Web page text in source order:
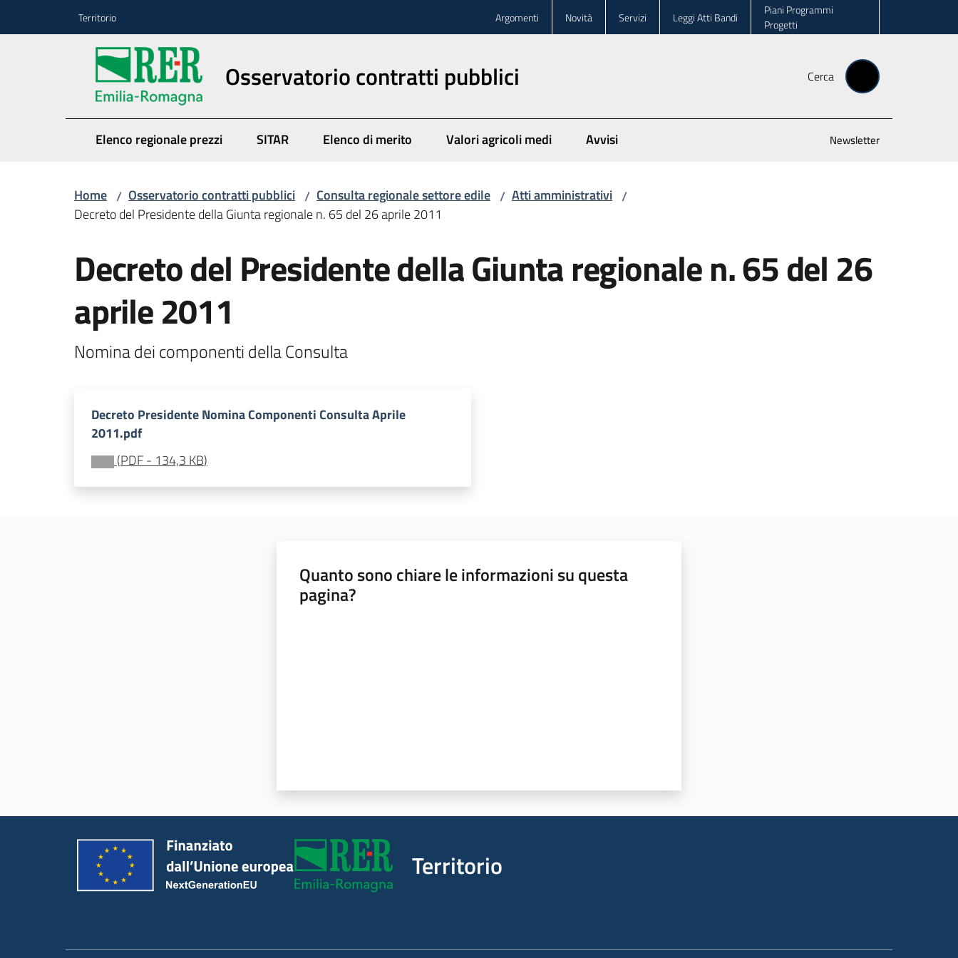
Territorio Argomenti Novità Servizi Leggi Atti Bandi
Piani Programmi
Progetti
Osservatorio contratti pubblici Cerca
Elenco regionale prezzi SITAR Elenco di merito Valori agricoli medi Avvisi Newsletter
Home / Osservatorio contratti pubblici / Consulta regionale settore edile / Atti amministrativi /
Decreto del Presidente della Giunta regionale n. 65 del 26 aprile 2011
Decreto del Presidente della Giunta regionale n. 65 del 26
aprile 2011
Nomina dei componenti della Consulta
Decreto Presidente Nomina Componenti Consulta Aprile
2011.pdf
(PDF- 134,3 KB)
Quanto sono chiare le informazioni su questa
pagina?
Territorio